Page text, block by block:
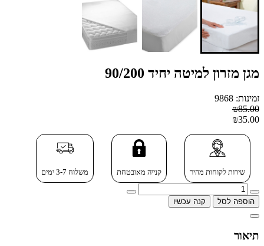
מגן מזרון למיטה יחיד 90/200
זמינות: 9868
₪85.00
₪35.00
שירות לקוחות מהיר קנייה מאובטחת משלוח 3-7 ימים
הוספה לסל קנה עכשיו
תיאור